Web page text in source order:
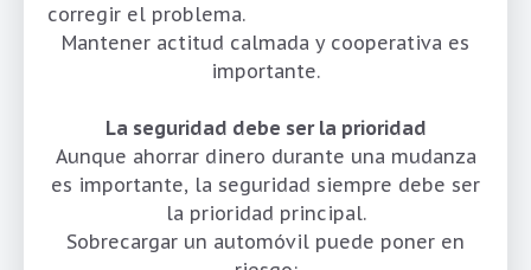
corregir el problema.
Mantener actitud calmada y cooperativa es
importante.
La seguridad debe ser la prioridad
Aunque ahorrar dinero durante una mudanza
es importante, la seguridad siempre debe ser
la prioridad principal.
Sobrecargar un automóvil puede poner en